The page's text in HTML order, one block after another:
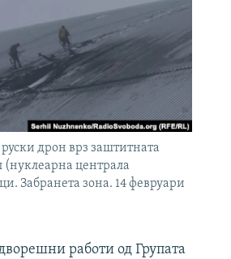
дрон врз заштитната
централа
Забранета зона. 14 февруари
работи од Групата